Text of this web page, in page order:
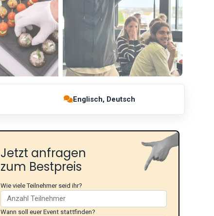
Englisch, Deutsch
Jetzt anfragen
zum Bestpreis
Wie viele Teilnehmer seid ihr?
Wann soll euer Event stattfinden?